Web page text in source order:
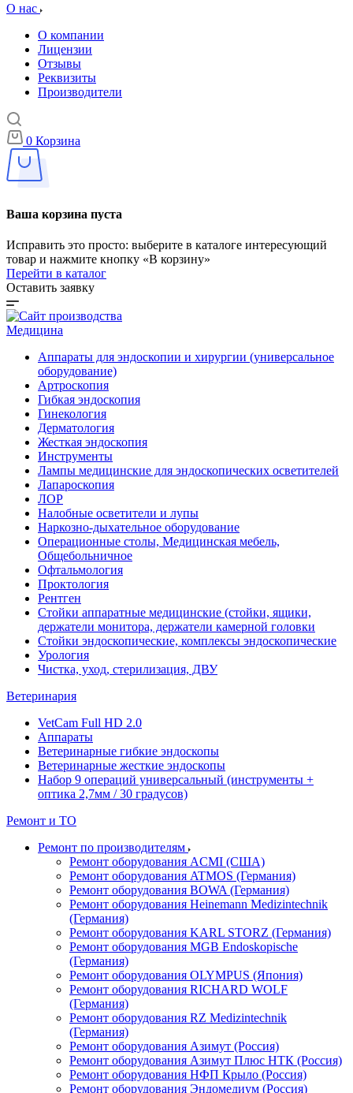
О нас
О компании
Лицензии
Отзывы
Реквизиты
Производители
0 Корзина
Ваша корзина пуста
Исправить это просто: выберите в каталоге интересующий
товар и нажмите кнопку «В корзину»
Перейти в каталог
Оставить заявку
Медицина
Аппараты для эндоскопии и хирургии (универсальное
оборудование)
Артроскопия
Гибкая эндоскопия
Гинекология
Дерматология
Жесткая эндоскопия
Инструменты
Лампы медицинские для эндоскопических осветителей
Лапароскопия
ЛОР
Налобные осветители и лупы
Наркозно-дыхательное оборудование
Операционные столы, Медицинская мебель,
Общебольничное
Офтальмология
Проктология
Рентген
Стойки аппаратные медицинские (стойки, ящики,
держатели монитора, держатели камерной головки
Стойки эндоскопические, комплексы эндоскопические
Урология
Чистка, уход, стерилизация, ДВУ
Ветеринария
VetCam Full HD 2.0
Аппараты
Ветеринарные гибкие эндоскопы
Ветеринарные жесткие эндоскопы
Набор 9 операций универсальный (инструменты +
оптика 2,7мм / 30 градусов)
Ремонт и ТО
Ремонт по производителям
Ремонт оборудования ACMI (США)
Ремонт оборудования ATMOS (Германия)
Ремонт оборудования BOWA (Германия)
Ремонт оборудования Heinemann Medizintechnik
(Германия)
Ремонт оборудования KARL STORZ (Германия)
Ремонт оборудования MGB Endoskopische
(Германия)
Ремонт оборудования OLYMPUS (Япония)
Ремонт оборудования RICHARD WOLF
(Германия)
Ремонт оборудования RZ Medizintechnik
(Германия)
Ремонт оборудования Азимут (Россия)
Ремонт оборудования Азимут Плюс НТК (Россия)
Ремонт оборудования НФП Крыло (Россия)
Ремонт оборудования Эндомедиум (Россия)